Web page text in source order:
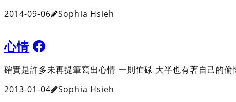
2014-09-06
Sophia Hsieh
心情
確實是許多未再提筆寫出心情 一則忙碌 大半也有著自己的偷
2013-01-04
Sophia Hsieh